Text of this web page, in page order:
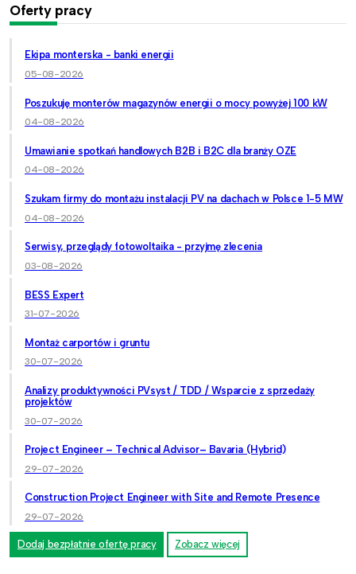
Oferty pracy
Ekipa monterska - banki energii
05-08-2026
Poszukuję monterów magazynów energii o mocy powyżej 100 kW
04-08-2026
Umawianie spotkań handlowych B2B i B2C dla branży OZE
04-08-2026
Szukam firmy do montażu instalacji PV na dachach w Polsce 1-5 MW
04-08-2026
Serwisy, przeglądy fotowoltaika - przyjmę zlecenia
03-08-2026
BESS Expert
31-07-2026
Montaż carportów i gruntu
30-07-2026
Analizy produktywności PVsyst / TDD / Wsparcie z sprzedaży
projektów
30-07-2026
Project Engineer – Technical Advisor– Bavaria (Hybrid)
29-07-2026
Construction Project Engineer with Site and Remote Presence
29-07-2026
Dodaj bezpłatnie ofertę pracy Zobacz więcej